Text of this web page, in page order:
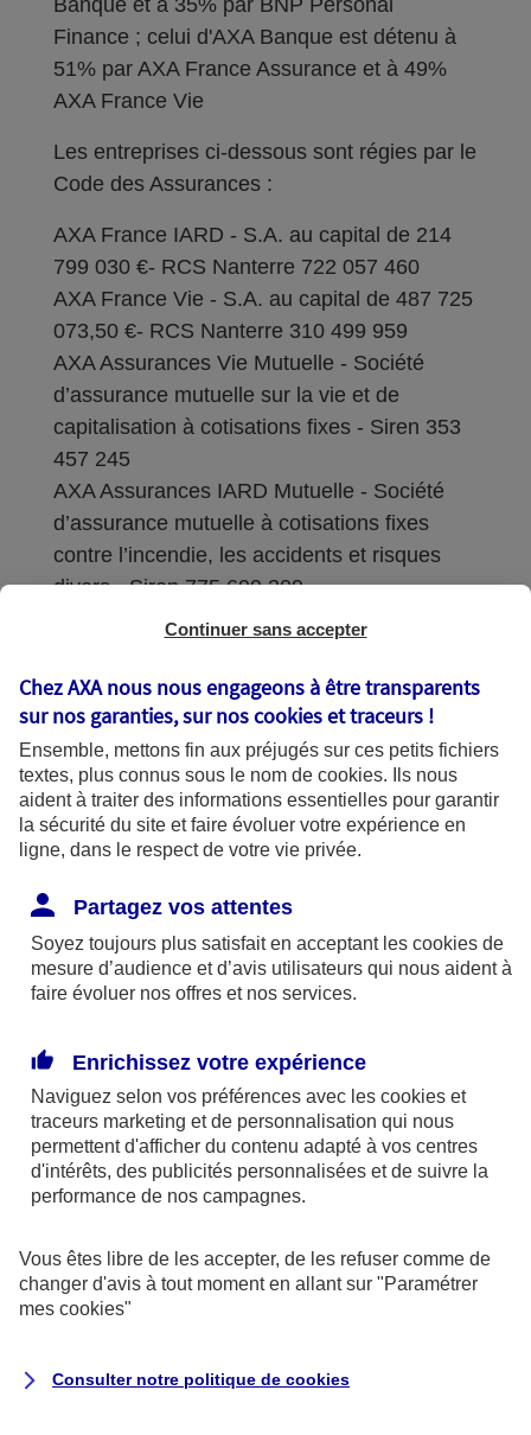
Banque et à 35% par BNP Personal
Finance ; celui d'AXA Banque est détenu à
51% par AXA France Assurance et à 49%
AXA France Vie
Les entreprises ci-dessous sont régies par le
Code des Assurances :
AXA France IARD - S.A. au capital de 214
799 030 €- RCS Nanterre 722 057 460
AXA France Vie - S.A. au capital de 487 725
073,50 €- RCS Nanterre 310 499 959
AXA Assurances Vie Mutuelle - Société
d’assurance mutuelle sur la vie et de
capitalisation à cotisations fixes - Siren 353
457 245
AXA Assurances IARD Mutuelle - Société
d’assurance mutuelle à cotisations fixes
contre l’incendie, les accidents et risques
divers - Siren 775 699 309
Sièges sociaux : 313 Terrasses de l’Arche –
Coordonnées de l'Autorité de contrôle
prudentiel et de résolution (ACPR) : - 4
Place de Budapest - CS 92459 - 75436
Paris Cedex 09. Le détail des procédures de
recours et de réclamation et les
disponibles sur le site axa.fr.
AXA France IARD et AXA France Vie sont
mandataires exclusifs en opérations de
246 et n°13 005 764 (consultable
surwww.orias.fr)
AXA Assistance France Assurances,
S.A au capital de 51 429 430,40 €,
Siège social :
8-10, rue Paul Vaillant Couturier
Continuer sans accepter
Chez AXA nous nous engageons à être transparents
sur nos garanties, sur noscookies et traceurs !
Ensemble, mettons fin aux préjugés sur ces petits fichiers
textes, plus connus sous le nom de cookies. Ils nous
aident à traiter des informations essentielles pour garantir
la sécurité du site et faire évoluer votre expérience en
ligne, dans le respect de votre vie privée.
Partagez vos attentes
Soyez toujours plus satisfait en acceptant les cookies de
mesure d’audience et d’avis utilisateurs qui nous aident à
faire évoluer nos offres et nos services.
Enrichissez votre expérience
Naviguez selon vos préférences avec les cookies et
traceurs marketing et de personnalisation qui nous
permettent d'afficher du contenu adapté à vos centres
d'intérêts, des publicités personnalisées et de suivre la
performance de nos campagnes.
Vous êtes libre de les accepter, de les refuser comme de
changer d'avis à tout moment en allant sur "Paramétrer
mes cookies"
Consulter notre politique de cookies